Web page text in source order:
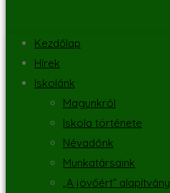
Kezdőlap
Hírek
Iskolánk
Magunkról
Iskola története
Névadónk
Munkatársaink
„A jövőért” alapítvány